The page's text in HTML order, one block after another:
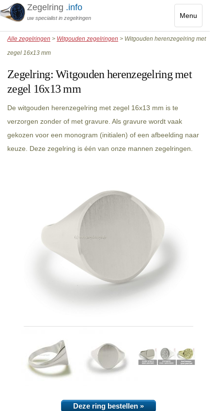
Menu
Toggle
Zegelring .info
uw specialist in zegelringen
Alle zegelringen > Witgouden zegelringen > Witgouden herenzegelring met
zegel 16x13 mm
Zegelring:Witgouden herenzegelring met
zegel 16x13 mm
De witgouden herenzegelring met zegel 16x13 mm is te
verzorgen zonder of met gravure. Als gravure wordt vaak
gekozen voor een monogram (initialen) of een afbeelding naar
keuze. Deze zegelring is één van onze mannen zegelringen.
Deze ring bestellen »